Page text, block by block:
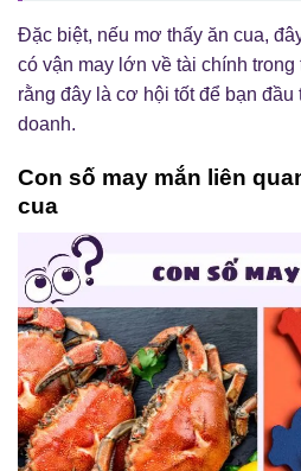
Đặc biệt, nếu mơ thấy ăn cua,
có vận may lớn về tài chính
rằng đây là cơ hội tốt để bạn
doanh.
Con số may mắn liên
cua